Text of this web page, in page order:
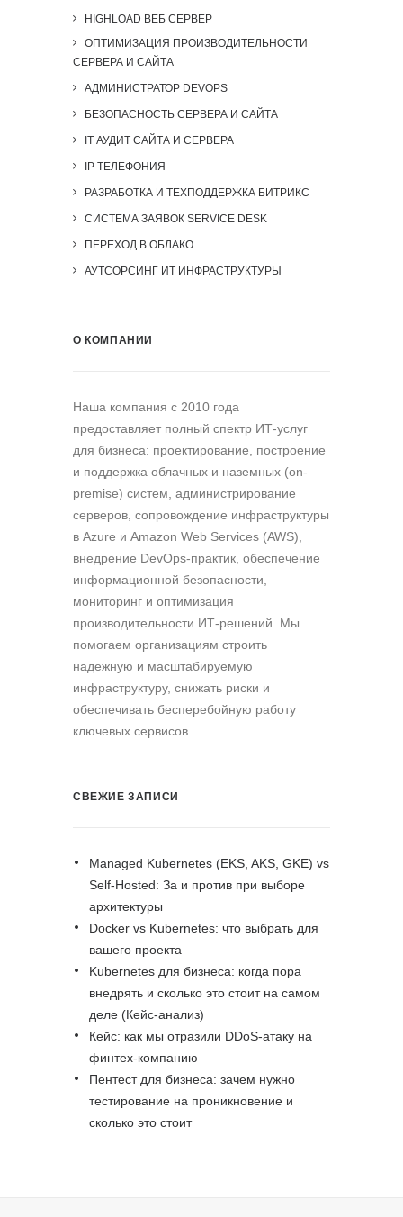
HIGHLOAD ВЕБ СЕРВЕР
ОПТИМИЗАЦИЯ ПРОИЗВОДИТЕЛЬНОСТИ
СЕРВЕРА И САЙТА
АДМИНИСТРАТОР DEVOPS
БЕЗОПАСНОСТЬ СЕРВЕРА И САЙТА
IT АУДИТ САЙТА И СЕРВЕРА
IP ТЕЛЕФОНИЯ
РАЗРАБОТКА И ТЕХПОДДЕРЖКА БИТРИКС
СИСТЕМА ЗАЯВОК SERVICE DESK
ПЕРЕХОД В ОБЛАКО
АУТСОРСИНГ ИТ ИНФРАСТРУКТУРЫ
О КОМПАНИИ
Наша компания c 2010 года
предоставляет полный спектр ИТ-услуг
для бизнеса: проектирование, построение
и поддержка облачных и наземных (on-
premise) систем, администрирование
серверов, сопровождение инфраструктуры
в Azure и Amazon Web Services (AWS),
внедрение DevOps-практик, обеспечение
информационной безопасности,
мониторинг и оптимизация
производительности ИТ-решений. Мы
помогаем организациям строить
надежную и масштабируемую
инфраструктуру, снижать риски и
обеспечивать бесперебойную работу
ключевых сервисов.
СВЕЖИЕ ЗАПИСИ
Managed Kubernetes (EKS, AKS, GKE) vs
Self-Hosted: За и против при выборе
архитектуры
Docker vs Kubernetes: что выбрать для
вашего проекта
Kubernetes для бизнеса: когда пора
внедрять и сколько это стоит на самом
деле (Кейс-анализ)
Кейс: как мы отразили DDoS-атаку на
финтех-компанию
Пентест для бизнеса: зачем нужно
тестирование на проникновение и
сколько это стоит